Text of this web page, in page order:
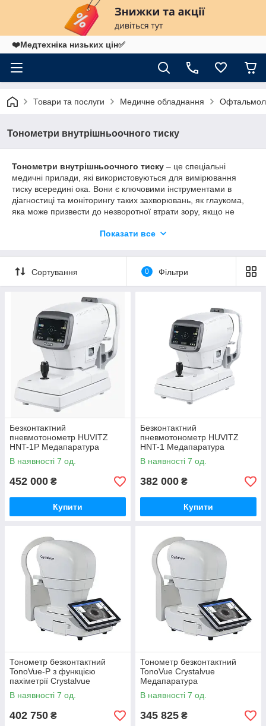
❤️Медтехніка низьких цін✅
Товари та послуги Медичне обладнання
Тонометри внутрішньоочного тиску
Тонометри внутрішньоочного тиску – це спеціальні
медичні прилади, які використовуються для вимірювання
тиску всередині ока. Вони є ключовими інструментами в
діагностиці та моніторингу таких захворювань, як глаукома,
яка може призвести до незворотної втрати зору, якщо не
medapparatura.in.ua пропонує широкий асортимент
найвищим стандартам якості та точності.
Тонометри внутрішньоочного тиску використовуються
для:
Ранньої діагностики глаукоми: Підвищений
внутрішньоочний тиск є основним симптомом
глаукоми.
Регулярного моніторингу: Для пацієнтів, які вже
мають діагноз глаукоми або інші офтальмологічні
захворювання.
Профілактичних обстежень: Для виявлення
потенційних проблем із зором на ранніх стадіях.
Показати все
Сортування 0 Фільтри
Безконтактний
пневмотонометр HUVITZ
HNT-1P Медапаратура
В наявності 7 од.
452 000 ₴
Купити
Безконтактний
пневмотонометр HUVITZ
HNT-1 Медапаратура
В наявності 7 од.
382 000 ₴
Купити
Тонометр безконтактний
TonoVue-P з функцією
пахіметрії Crystalvue
Медапаратура
В наявності 7 од.
402 750 ₴
Тонометр безконтактний
TonoVue Crystalvue
Медапаратура
В наявності 7 од.
345 825 ₴